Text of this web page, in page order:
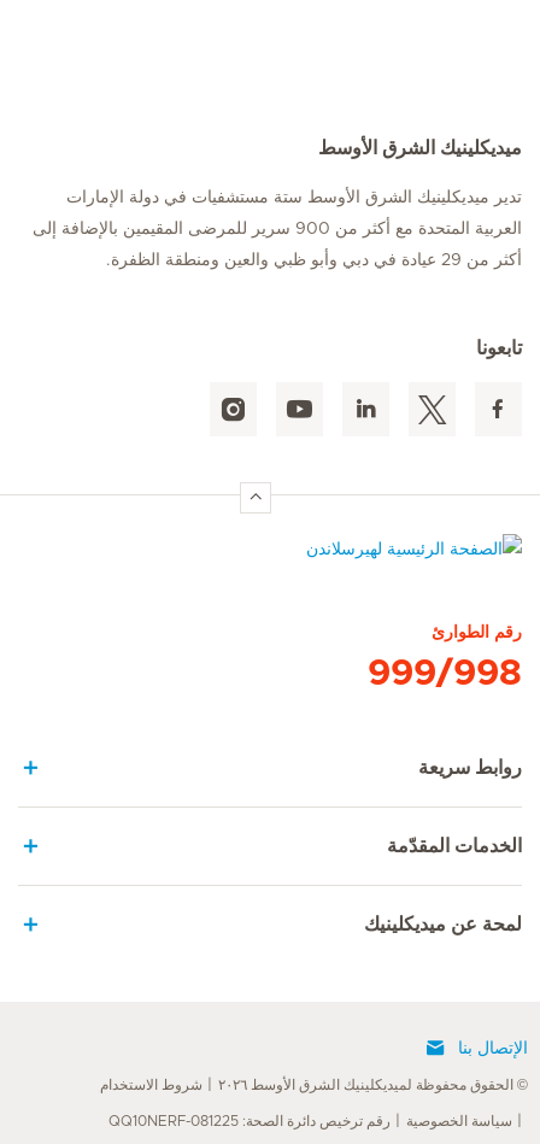
ميديكلينيك الشرق الأوسط
تدير ميديكلينيك الشرق الأوسط ستة مستشفيات في دولة الإمارات
العربية المتحدة مع أكثر من 900 سرير للمرضى المقيمين بالإضافة إلى
أكثر من 29 عيادة في دبي وأبو ظبي والعين ومنطقة الظفرة.
تابعونا
رقم الطوارئ
999/998
روابط سريعة
الخدمات المقدّمة
لمحة عن ميديكلينيك
الإتصال بنا
© الحقوق محفوظة لميديكلينيك الشرق الأوسط ٢٠٢٦ شروط الاستخدام
سياسة الخصوصية رقم ترخيص دائرة الصحة: QQ10NERF-081225